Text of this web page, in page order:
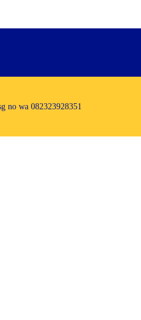
no wa 082323928351